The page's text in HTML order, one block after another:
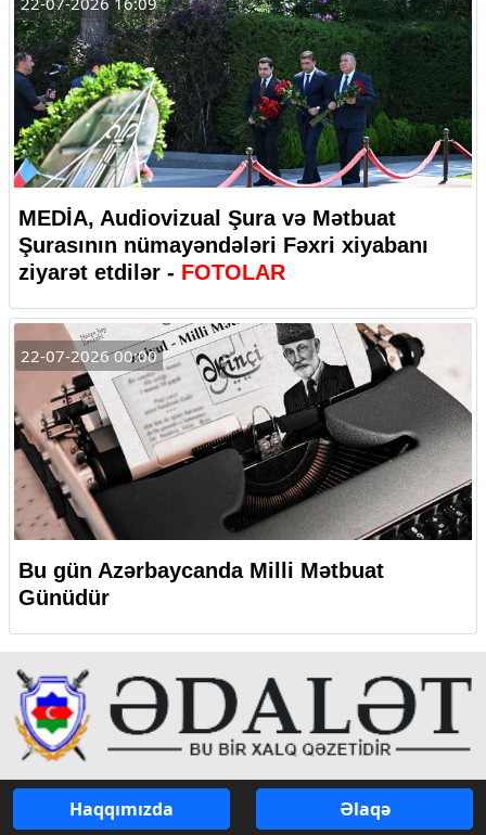
MEDİA, Audiovizual Şura və Mətbuat
Şurasının nümayəndələri Fəxri xiyabanı
ziyarət etdilər - FOTOLAR
22-07-2026 00:00
Bu gün Azərbaycanda Milli Mətbuat
Günüdür
Haqqımızda Əlaqə